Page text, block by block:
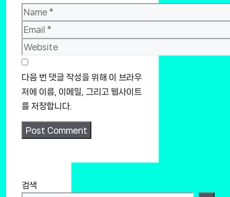
Name
Email
Website
다음 번 댓글 작성을 위해 이 브라우
저에 이름, 이메일, 그리고 웹사이트
를 저장합니다.
검색